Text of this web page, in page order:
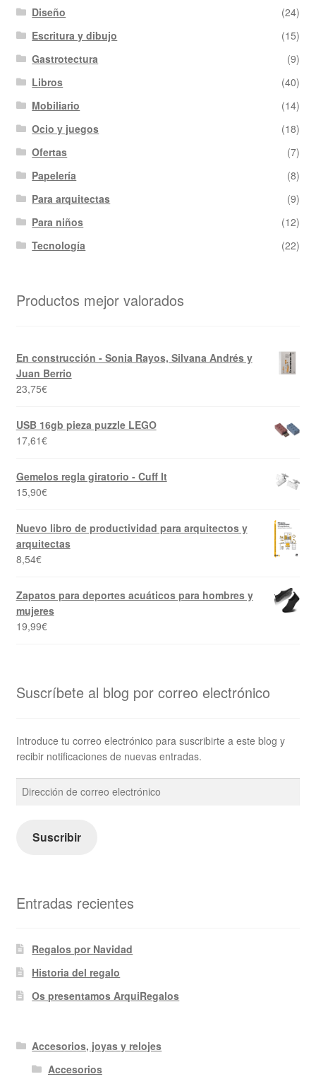
Diseño
(24)
Escritura y dibujo
(15)
Gastrotectura
(9)
Libros
(40)
Mobiliario
(14)
Ocio y juegos
(18)
Ofertas
(7)
Papelería
(8)
Para arquitectas
(9)
Para niños
(12)
Tecnología
(22)
Productos mejor valorados
En construcción - Sonia Rayos, Silvana Andrés y
Juan Berrio
23,75€
USB 16gb pieza puzzle LEGO
17,61€
Gemelos regla giratorio - Cuff It
15,90€
Nuevo libro de productividad para arquitectos y
arquitectas
8,54€
Zapatos para deportes acuáticos para hombres y
mujeres
19,99€
Suscríbete al blog por correo electrónico
Introduce tu correo electrónico para suscribirte a este blog y
recibir notificaciones de nuevas entradas.
Dirección
de
electrónico
Suscribir
Entradas recientes
Regalos por Navidad
Historia del regalo
Os presentamos ArquiRegalos
Accesorios, joyas y relojes
Accesorios